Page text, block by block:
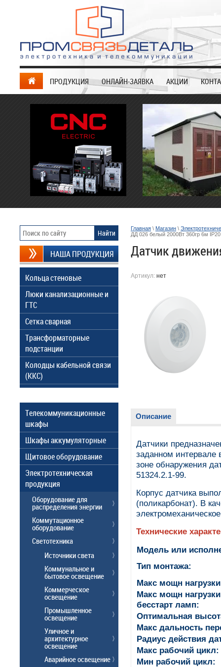
ПРОДУКЦИЯ ОНЛАЙН-ЗАЯВКА АКЦИИ
Главная \ Магазин \
ДД 026 белый 2000Вт 360гр 6м
Датчик
Артикул: нет
Описание
Датчики
заданном интервале
зоне обнаружения
51324.2.1-99.
Корпус датчика
(поликарбонат). В
Технические
Модель или
Тип монтажа:
Макс мощн
Макс мощн
бесстарт ламп:
Оптимальная
Макс дальность
Радиус действия
Макс рабочий цикл:
Мин рабочий цикл:
НАША ПРОДУКЦИЯ
Кольца стеновые
Люки канализационные и
ГТС
Сетка сварная
Трансформаторные
подстанции
Колодцы кабельной связи
(ККС)
Телекоммуникационные
шкафы
Шкафы аккумуляторные
Щитовое оборудование
Электротехническая
продукция
Оборудование для
распределения энергии
Коммутационное
оборудование
Светотехника
Источники света
Коммунальное и
бытовое освещение
Коммерческое
освещение
Промышленное
освещение
Уличное и
архитектурное
освещение
Аварийное освещение